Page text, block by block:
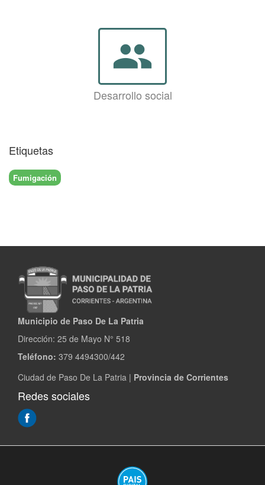
group
Desarrollo social
Etiquetas
Fumigación
Municipio de Paso De La Patria
Dirección: 25 de Mayo N° 518
Teléfono: 379 4494300/442
Ciudad de Paso De La Patria | Provincia de Corrientes
Redes sociales